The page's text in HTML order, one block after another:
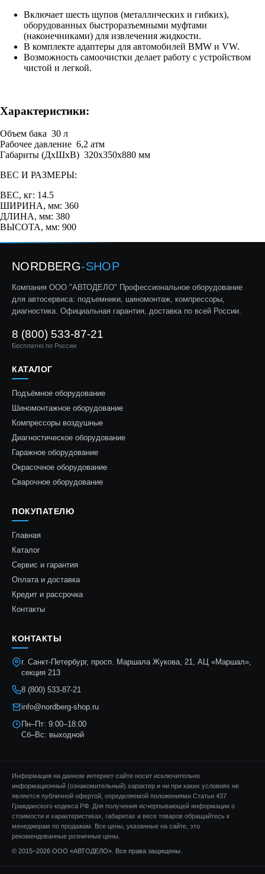
Включает шесть щупов (металлических и гибких),
оборудованных быстроразъемными муфтами
(наконечниками) для извлечения жидкости.
В комплекте адаптеры для автомобилей BMW и VW.
Возможность самоочистки делает работу с устройством
чистой и легкой.
Характеристики:
Объем бака 30 л
Рабочее давление 6,2 атм
Габариты (ДхШхВ) 320х350х880 мм
ВЕС И РАЗМЕРЫ:
ВЕС, кг: 14.5
ШИРИНА, мм: 360
ДЛИНА, мм: 380
ВЫСОТА, мм: 900
NORDBERG-SHOP
Компания ООО "АВТОДЕЛО" Профессиональное оборудование
для автосервиса: подъемники, шиномонтаж, компрессоры,
диагностика. Официальная гарантия, доставка по всей России.
8 (800) 533-87-21
Бесплатно по России
КАТАЛОГ
Подъёмное оборудование
Шиномонтажное оборудование
Компрессоры воздушные
Диагностическое оборудование
Гаражное оборудование
Окрасочное оборудование
Сварочное оборудование
ПОКУПАТЕЛЮ
Главная
Каталог
Сервис и гарантия
Оплата и доставка
Кредит и рассрочка
Контакты
КОНТАКТЫ
г. Санкт-Петербург, просп. Маршала Жукова, 21, АЦ «Маршал»,
секция 213
8 (800) 533-87-21
info@nordberg-shop.ru
Пн–Пт: 9:00–18:00
Сб–Вс: выходной
Информация на данном интернет-сайте носит исключительно
информационный (ознакомительный) характер и ни при каких условиях не
является публичной офертой, определяемой положениями Статьи 437
Гражданского кодекса РФ. Для получения исчерпывающей информации о
стоимости и характеристиках, габаритах и весе товаров обращайтесь к
менеджерам по продажам. Все цены, указанные на сайте, это
рекомендованные розничные цены.
© 2015–2026 ООО «АВТОДЕЛО». Все права защищены.